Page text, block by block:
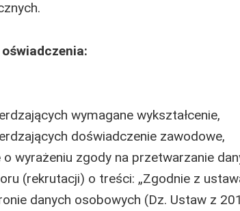
wymagane wykształcenie,
doświadczenie zawodowe,
o wyrażeniu zgody na przetwarzanie
(rekrutacji) o treści: „Zgodnie z
danych osobowych (Dz. Ustaw z